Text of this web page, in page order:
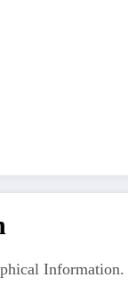
Information.